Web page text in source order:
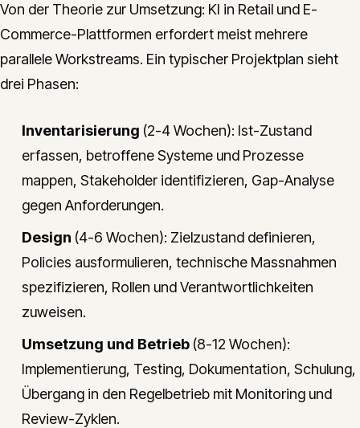
Von der Theorie zur Umsetzung: KI in Retail und E-
Commerce-Plattformen erfordert meist mehrere
parallele Workstreams. Ein typischer Projektplan sieht
drei Phasen:
Inventarisierung (2-4 Wochen): Ist-Zustand
erfassen, betroffene Systeme und Prozesse
mappen, Stakeholder identifizieren, Gap-Analyse
gegen Anforderungen.
Design (4-6 Wochen): Zielzustand definieren,
Policies ausformulieren, technische Massnahmen
spezifizieren, Rollen und Verantwortlichkeiten
zuweisen.
Umsetzung und Betrieb (8-12 Wochen):
Implementierung, Testing, Dokumentation, Schulung,
Übergang in den Regelbetrieb mit Monitoring und
Review-Zyklen.